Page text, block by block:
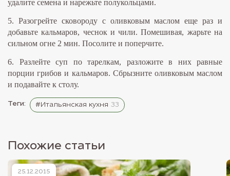
удалите семена и нарежьте полукольцами.
5. Разогрейте сковороду с оливковым маслом еще раз и
добавьте кальмаров, чеснок и чили. Помешивая, жарьте на
сильном огне 2 мин. Посолите и поперчите.
6. Разлейте суп по тарелкам, разложите в них равные
порции грибов и кальмаров. Сбрызните оливковым маслом
и подавайте к столу.
Теги: #Итальянская кухня 33
Похожие статьи
25.12.2015